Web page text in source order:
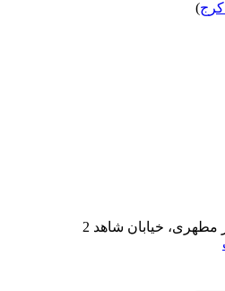
)
مطهری، خیابان شاهد 2